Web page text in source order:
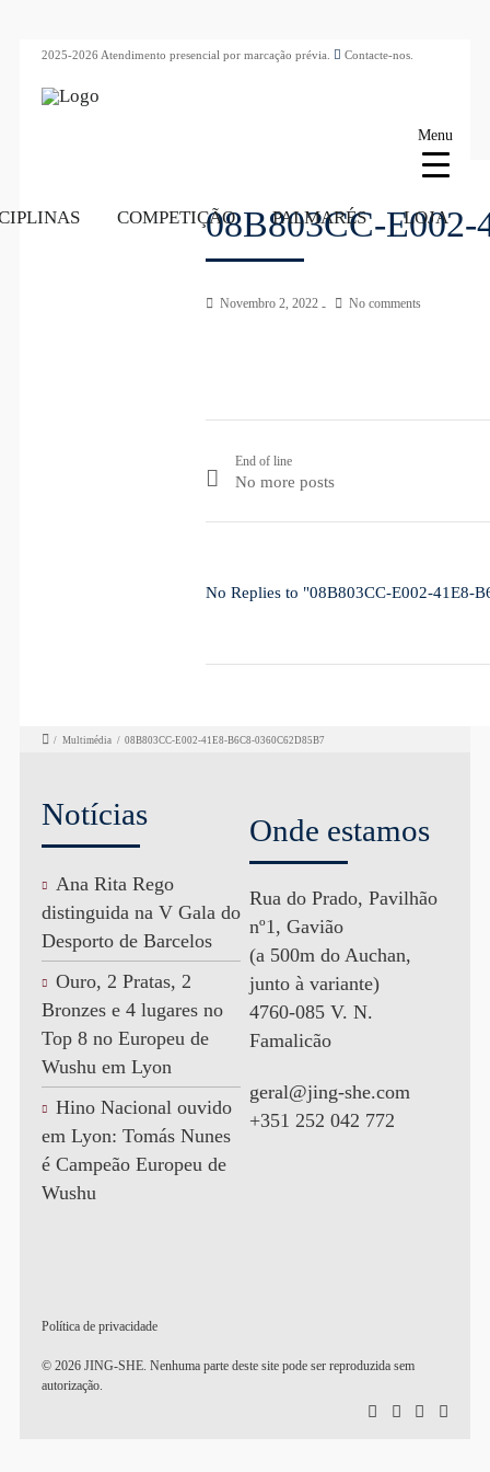
2025-2026 Atendimento presencial por marcação prévia. Contacte-nos.
COMPETIÇÃO PALMARÉS LOJA
08B803CC-
Novembro 2, 2022 No comments
End of line
No more posts
No Replies to "08B803CC-E002-41E8-
/ Multimédia / 08B803CC-E002-41E8-B6C8-0360C62D85B7
Notícias
Ana Rita Rego
distinguida na V Gala do
Desporto de Barcelos
Ouro, 2 Pratas, 2
Bronzes e 4 lugares no
Top 8 no Europeu de
Wushu em Lyon
Hino Nacional ouvido
em Lyon: Tomás Nunes
é Campeão Europeu de
Wushu
Onde estamos
Rua do Prado, Pavilhão
nº1, Gavião
(a 500m do Auchan,
junto à variante)
4760-085 V. N.
Famalicão
geral@jing-she.com
+351 252 042 772
Política de privacidade
© 2026 JING-SHE. Nenhuma parte deste site pode ser reproduzida sem
autorização.
Menu